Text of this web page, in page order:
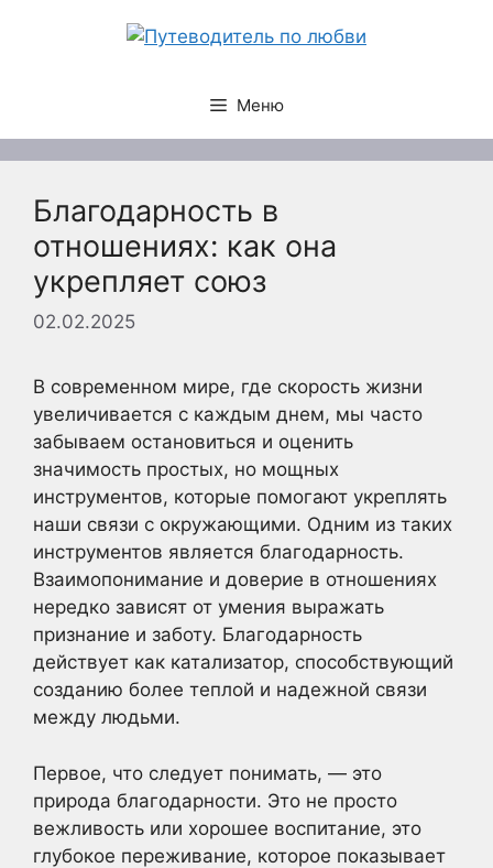
Меню
Благодарность в
отношениях: как она
укрепляет союз
02.02.2025
В современном мире, где скорость жизни
увеличивается с каждым днем, мы часто
забываем остановиться и оценить
значимость простых, но мощных
инструментов, которые помогают укреплять
наши связи с окружающими. Одним из таких
инструментов является благодарность.
Взаимопонимание и доверие в отношениях
нередко зависят от умения выражать
признание и заботу. Благодарность
действует как катализатор, способствующий
созданию более теплой и надежной связи
между людьми.
Первое, что следует понимать, — это
природа благодарности. Это не просто
вежливость или хорошее воспитание, это
глубокое переживание, которое показывает